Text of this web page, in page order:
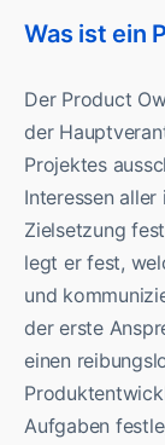
Was ist ein
Der Product
der
Projektes
Interessen
Zielsetzung
legt er fest,
und
der erste
einen
Aufgaben